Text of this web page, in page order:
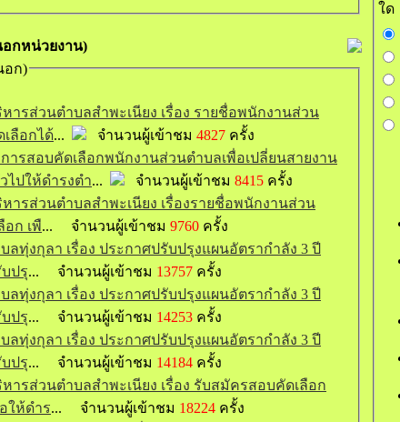
กหน่วยงาน)
อก)
ารส่วนตำบลสำพะเนียง เรื่อง รายชื่อพนักงานส่วน
ลือกได้... จำนวนผู้เข้าชม 4827 ครั้ง
รสอบคัดเลือกพนักงานส่วนตำบลเพื่อเปลี่ยนสายงาน
ไปให้ดำรงตำ... จำนวนผู้เข้าชม 8415 ครั้ง
ารส่วนตำบลสำพะเนียง เรื่องรายชื่อพนักงานส่วน
ก เพื... จำนวนผู้เข้าชม 9760 ครั้ง
ลทุ่งกุลา เรื่อง ประกาศปรับปรุงแผนอัตรากำลัง 3 ปี
บปรุ... จำนวนผู้เข้าชม 13757 ครั้ง
ลทุ่งกุลา เรื่อง ประกาศปรับปรุงแผนอัตรากำลัง 3 ปี
บปรุ... จำนวนผู้เข้าชม 14253 ครั้ง
ลทุ่งกุลา เรื่อง ประกาศปรับปรุงแผนอัตรากำลัง 3 ปี
บปรุ... จำนวนผู้เข้าชม 14184 ครั้ง
ารส่วนตำบลสำพะเนียง เรื่อง รับสมัครสอบคัดเลือก
ให้ดำร... จำนวนผู้เข้าชม 18224 ครั้ง
ใด